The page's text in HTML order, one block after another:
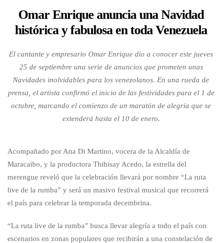
Omar Enrique anuncia una Navidad
histórica y fabulosa en toda Venezuela
El cantante y empresario Omar Enrique dio a conocer este jueves
25 de septiembre una serie de anuncios que prometen unas
Navidades inolvidables para los venezolanos. En una rueda de
prensa, el artista confirmó el inicio de las festividades para el 1 de
octubre, marcando el comienzo de un maratón de alegría que se
extenderá hasta el 10 de enero.
Acompañado por Ana Di Martino, vocera de la Alcaldía de
Maracaibo, y la productora Thibisay Acedo, la estrella del
merengue reveló que la celebración llevará por nombre “La ruta
live de la rumba” y será un masivo festival musical que recorrerá
el país para celebrar la temporada decembrina.
“La ruta live de la rumba” busca llevar alegría a todo el país con
escenarios en zonas populares que recibirán a una constelación de